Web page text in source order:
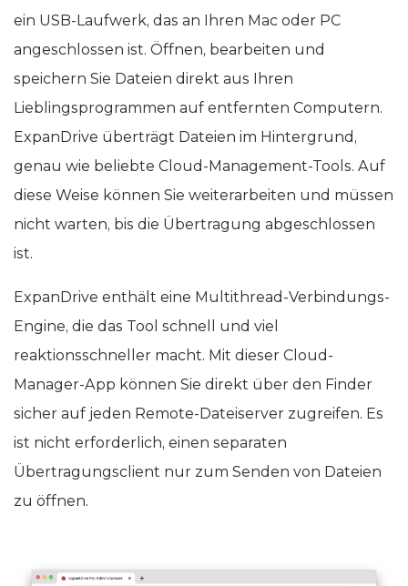
ein USB-Laufwerk, das an Ihren Mac oder PC
angeschlossen ist. Öffnen, bearbeiten und
speichern Sie Dateien direkt aus Ihren
Lieblingsprogrammen auf entfernten Computern.
ExpanDrive überträgt Dateien im Hintergrund,
genau wie beliebte Cloud-Management-Tools. Auf
diese Weise können Sie weiterarbeiten und müssen
nicht warten, bis die Übertragung abgeschlossen
ist.
ExpanDrive enthält eine Multithread-Verbindungs-
Engine, die das Tool schnell und viel
reaktionsschneller macht. Mit dieser Cloud-
Manager-App können Sie direkt über den Finder
sicher auf jeden Remote-Dateiserver zugreifen. Es
ist nicht erforderlich, einen separaten
Übertragungsclient nur zum Senden von Dateien
zu öffnen.